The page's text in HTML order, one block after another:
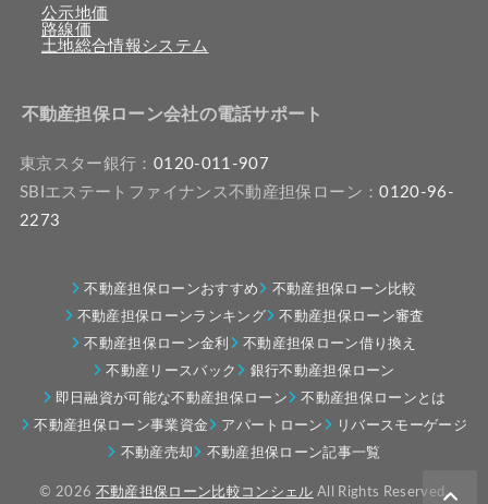
公示地価
路線価
土地総合情報システム
不動産担保ローン会社の電話サポート
東京スター銀行： 0120-011-907
SBIエステートファイナンス不動産担保ローン：0120-96-
2273
不動産担保ローンおすすめ
不動産担保ローン比較
不動産担保ローンランキング
不動産担保ローン審査
不動産担保ローン金利
不動産担保ローン借り換え
不動産リースバック
銀行不動産担保ローン
即日融資が可能な不動産担保ローン
不動産担保ローンとは
不動産担保ローン事業資金
アパートローン
リバースモーゲージ
不動産売却
不動産担保ローン記事一覧
© 2026 不動産担保ローン比較コンシェル All Rights Reserved.